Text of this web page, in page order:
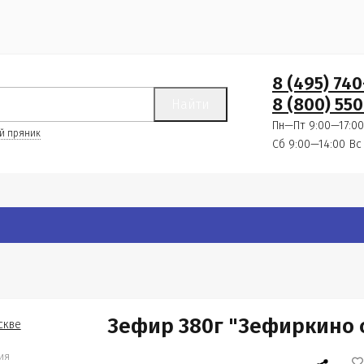
пряник
8 (495)
8 (800)
Пн—Пт 9:00—17:00
Сб 9:00—14:00
Зефир 380г "Зефиркино